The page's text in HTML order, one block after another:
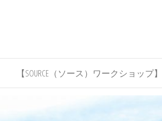
【SOURCE（ソース）ワークショップ】